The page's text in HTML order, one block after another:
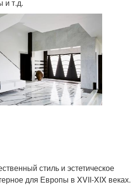
и т.д.
стиль и эстетическое
для Европы в XVII-XIX веках.